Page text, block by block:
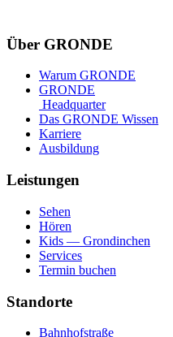
Über GRONDE
Warum GRONDE
GRONDE
Headquarter
Das GRONDE Wissen
Karriere
Ausbildung
Leistungen
Sehen
Hören
Kids — Grondinchen
Services
Termin buchen
Standorte
Bahnhofstraße